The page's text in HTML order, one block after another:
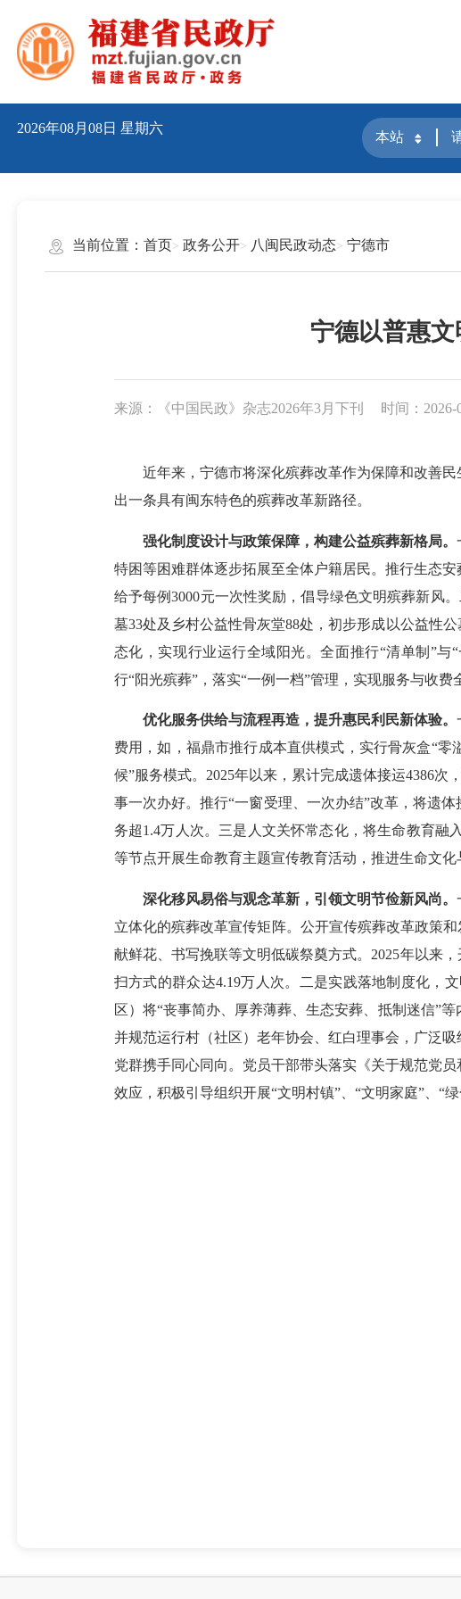
2026年08月08日 星期六
当前位置： 首页 政务公开 八闽民政动态 宁德市
宁德以普惠
来源：《中国民政》杂志2026年3月下刊 时间：2026-
近年来，宁德市将深化殡葬改革作为保障和改善民
出一条具有闽东特色的殡葬改革新路径。
强化制度设计与政策保障，构建公益殡葬新格局。
特困等困难群体逐步拓展至全体户籍居民。推行生态
给予每例3000元一次性奖励，倡导绿色文明殡葬新风
墓33处及乡村公益性骨灰堂88处，初步形成以公益性
态化，实现行业运行全域阳光。全面推行“清单制”
行“阳光殡葬”，落实“一例一档”管理，实现服务与收费
优化服务供给与流程再造，提升惠民利民新体验。
费用，如，福鼎市推行成本直供模式，实行骨灰盒“
候”服务模式。2025年以来，累计完成遗体接运4386
事一次办好。推行“一窗受理、一次办结”改革，将遗
务超1.4万人次。三是人文关怀常态化，将生命教育
等节点开展生命教育主题宣传教育活动，推进生命文
深化移风易俗与观念革新，引领文明节俭新风尚。
立体化的殡葬改革宣传矩阵。公开宣传殡葬改革政策
献鲜花、书写挽联等文明低碳祭奠方式。2025年以来
扫方式的群众达4.19万人次。二是实践落地制度化，
区）将“丧事简办、厚养薄葬、生态安葬、抵制迷信”
并规范运行村（社区）老年协会、红白理事会，广泛
党群携手同心同向。党员干部带头落实《关于规范党
效应，积极引导组织开展“文明村镇”、“文明家庭”、“